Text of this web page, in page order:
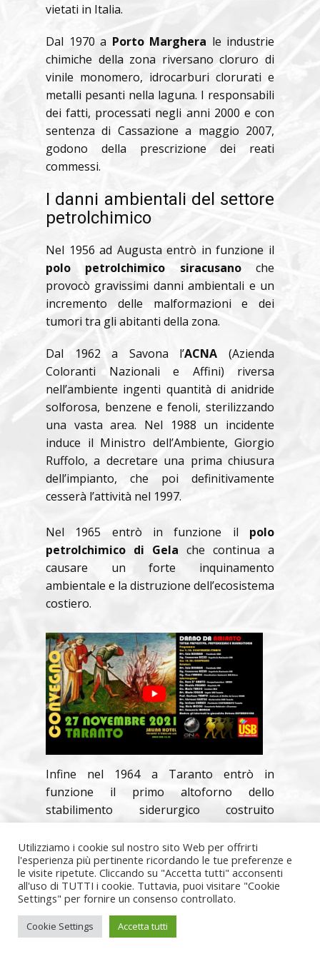
vietati in Italia.
Dal 1970 a Porto Marghera le industrie
chimiche della zona riversano cloruro di
vinile monomero, idrocarburi clorurati e
metalli pesanti nella laguna. I responsabili
dei fatti, processati negli anni 2000 e con
sentenza di Cassazione a maggio 2007,
godono della prescrizione dei reati
commessi.
I danni ambientali del settore
petrolchimico
Nel 1956 ad Augusta entrò in funzione il
polo petrolchimico siracusanoche
provocò gravissimi danni ambientali e un
incremento delle malformazioni e dei
tumori tra gli abitanti della zona.
Dal 1962 a Savona l’ACNA (Azienda
Coloranti Nazionali e Affini) riversa
nell’ambiente ingenti quantità di anidride
solforosa, benzene e fenoli, sterilizzando
una vasta area. Nel 1988 un incidente
induce il Ministro dell’Ambiente, Giorgio
Ruffolo, a decretare una prima chiusura
dell’impianto, che poi definitivamente
cesserà l’attività nel 1997.
Nel 1965 entrò in funzione il polo
petrolchimico di Gela che continua a
causare un forte inquinamento
ambientale e la distruzione dell’ecosistema
costiero.
Infine nel 1964 a Taranto entrò in
funzione il primo altoforno dello
stabilimento siderurgico costruito
dall’Italsider, poi
, dal quale
fuoriuscirà una quantità di diossine
superiore a quella fuoriuscita a Seveso in
50 anni di attività. A Taranto continuano i
tumori, in particolare nel quartiere Rione
Tamburi, mentre l’avvelenamento del
bestiame e delle cozze ha provocato la
Utilizziamo i cookie sul nostro sito Web per offrirti
l'esperienza più pertinente ricordando le tue preferenze e
le visite ripetute. Cliccando su "Accetta tutti" acconsenti
all'uso di TUTTI i cookie. Tuttavia, puoi visitare "Cookie
Settings" per fornire un consenso controllato.
Cookie Settings Accetta tutti